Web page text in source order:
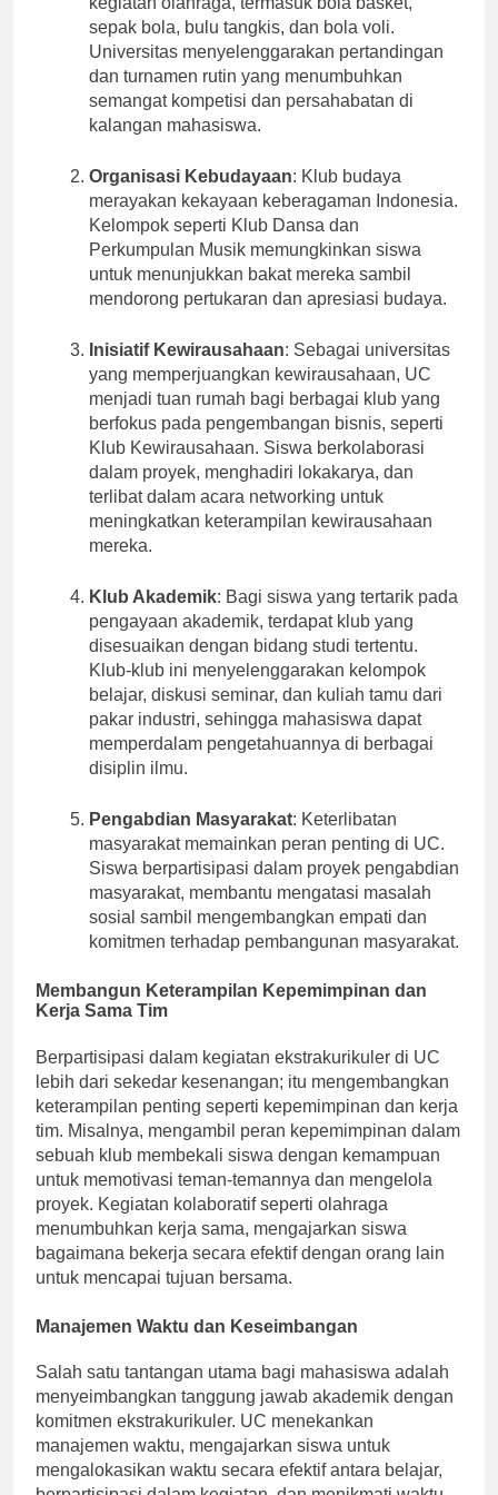
kegiatan olahraga, termasuk bola basket,
sepak bola, bulu tangkis, dan bola voli.
Universitas menyelenggarakan pertandingan
dan turnamen rutin yang menumbuhkan
semangat kompetisi dan persahabatan di
Organisasi Kebudayaan: Klub budaya
merayakan kekayaan keberagaman Indonesia.
Kelompok seperti Klub Dansa dan
Perkumpulan Musik memungkinkan siswa
untuk menunjukkan bakat mereka sambil
Inisiatif Kewirausahaan: Sebagai universitas
yang memperjuangkan kewirausahaan, UC
menjadi tuan rumah bagi berbagai klub yang
berfokus pada pengembangan bisnis, seperti
Klub Kewirausahaan. Siswa berkolaborasi
dalam proyek, menghadiri lokakarya, dan
terlibat dalam acara networking untuk
meningkatkan keterampilan kewirausahaan
Klub Akademik: Bagi siswa yang tertarik pada
pengayaan akademik, terdapat klub yang
disesuaikan dengan bidang studi tertentu.
Klub-klub ini menyelenggarakan kelompok
belajar, diskusi seminar, dan kuliah tamu dari
pakar industri, sehingga mahasiswa dapat
memperdalam pengetahuannya di berbagai
Pengabdian Masyarakat: Keterlibatan
masyarakat memainkan peran penting di UC.
Siswa berpartisipasi dalam proyek pengabdian
masyarakat, membantu mengatasi masalah
sosial sambil mengembangkan empati dan
Membangun Keterampilan Kepemimpinan dan
Berpartisipasi dalam kegiatan ekstrakurikuler di UC
lebih dari sekedar kesenangan; itu mengembangkan
keterampilan penting seperti kepemimpinan dan kerja
tim. Misalnya, mengambil peran kepemimpinan dalam
sebuah klub membekali siswa dengan kemampuan
untuk memotivasi teman-temannya dan mengelola
proyek. Kegiatan kolaboratif seperti olahraga
menumbuhkan kerja sama, mengajarkan siswa
bagaimana bekerja secara efektif dengan orang lain
Salah satu tantangan utama bagi mahasiswa adalah
menyeimbangkan tanggung jawab akademik dengan
komitmen ekstrakurikuler. UC menekankan
manajemen waktu, mengajarkan siswa untuk
mengalokasikan waktu secara efektif antara belajar,